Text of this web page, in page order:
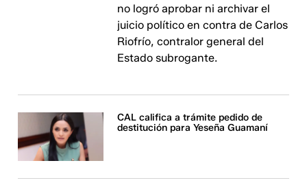
no logró aprobar ni archivar el
juicio político en contra de Carlos
Riofrío, contralor general del
Estado subrogante.
CAL califica a trámite pedido de
destitución para Yeseña Guamaní